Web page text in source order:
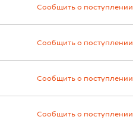
Сообщить о поступлении
Сообщить о поступлении
Сообщить о поступлении
Сообщить о поступлении